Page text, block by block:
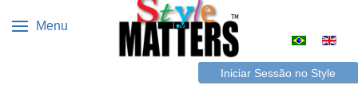
Menu
Escolha o
Iniciar Sessão no Style